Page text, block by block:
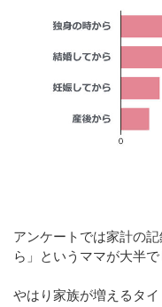
アンケートでは家計の
ら」というママが大半で
やはり家族が増えるタ